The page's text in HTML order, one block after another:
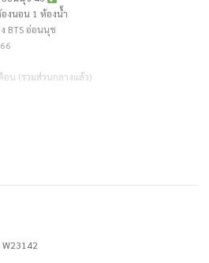
งนอน 1 ห้องน้ำ
BTS อ่อนนุช
น (รวมส่วนกลางแล้ว)
อยู่
W23142